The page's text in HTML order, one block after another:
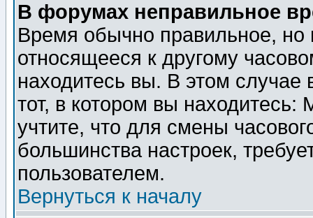
В форумах неправильное
Время обычно правильное,
относящееся к другому
находитесь вы. В этом
тот, в котором вы
учтите, что для смены
большинства настроек,
пользователем.
Вернуться к началу